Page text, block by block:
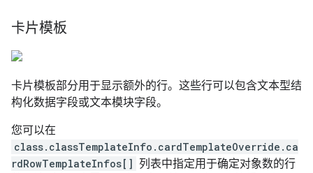
卡片模板
卡片模板部分用于显示额外的行。这些行可以包含文本型结
构化数据字段或文本模块字段。
您可以在
class.classTemplateInfo.cardTemplateOverride.ca
rdRowTemplateInfos[] 列表中指定用于确定对象数的行